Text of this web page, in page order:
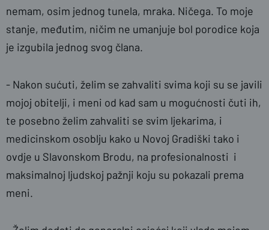
nemam, osim jednog tunela, mraka. Ničega. To moje
stanje, međutim, ničim ne umanjuje bol porodice koja
je izgubila jednog svog člana.
- Nakon sućuti, želim se zahvaliti svima koji su se javili
mojoj obitelji, i meni od kad sam u mogućnosti čuti ih,
te posebno želim zahvaliti se svim ljekarima, i
medicinskom osoblju kako u Novoj Gradiški tako i
ovdje u Slavonskom Brodu, na profesionalnosti i
maksimalnoj ljudskoj pažnji koju su pokazali prema
meni.